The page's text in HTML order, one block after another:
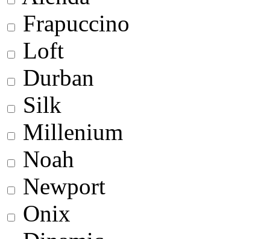
Frapuccino
Loft
Durban
Silk
Millenium
Noah
Newport
Onix